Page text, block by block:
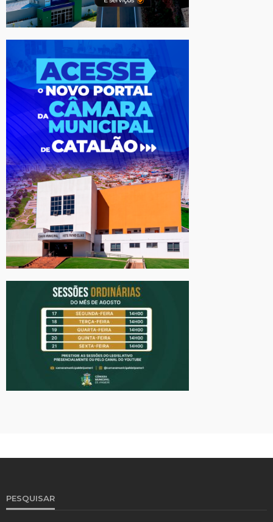
PESQUISAR